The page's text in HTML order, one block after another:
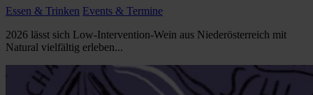
Essen & Trinken Events & Termine
2026 lässt sich Low-Intervention-Wein aus Niederösterreich mit
Natural vielfältig erleben...